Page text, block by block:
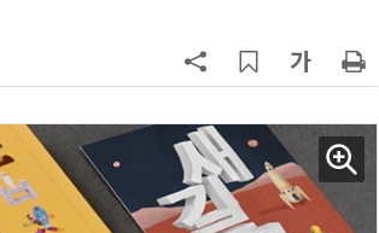
전략 AI 시대의 옵저버빌리티: GPU·LLM 모니터링부터 AI 기반 장애 대응까지